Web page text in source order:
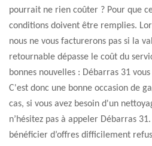
pourrait ne rien coûter ? Pour que
conditions doivent être remplies.
nous ne vous facturerons pas si la
retournable dépasse le coût du
bonnes nouvelles : Débarras 31
C'est donc une bonne occasion de
cas, si vous avez besoin d'un
n’hésitez pas à appeler Débarras
bénéficier d’offres difficilement